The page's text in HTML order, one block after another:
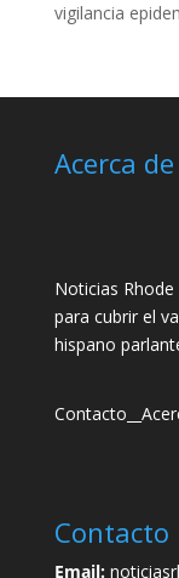
vigilancia
Acerca
Noticias
para cubrir el
hispano
Contacto
Contacto
Email: